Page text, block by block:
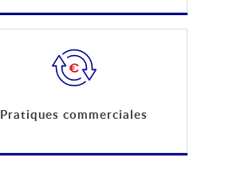
Pratiques commerciales